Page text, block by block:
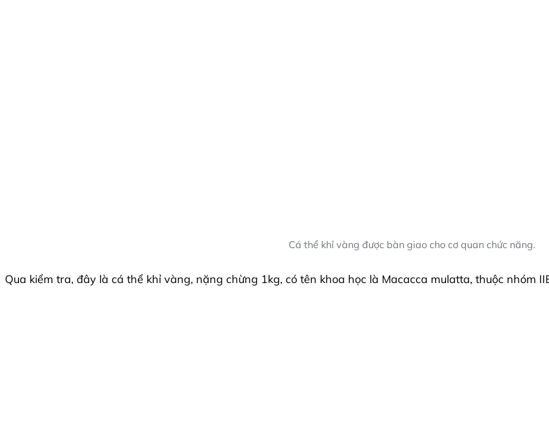
Cá thể khỉ vàng được bàn giao cho cơ quan chức năng.
Qua kiểm tra, đây là cá thể khỉ vàng, nặng chừng 1kg, có tên khoa học là Macacca mulatta, thuộc nhóm